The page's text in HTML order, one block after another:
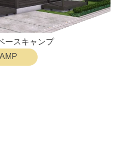
ースキャンプ